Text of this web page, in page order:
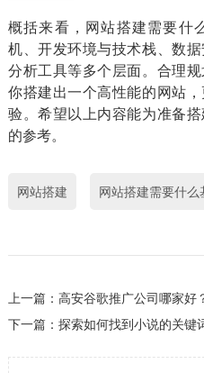
概括来看，网站搭建需要什
机、开发环境与技术栈、数
分析工具等多个层面。合理
你搭建出一个高性能的网站
验。希望以上内容能为准备
的参考。
网站搭建 网站搭建需要什么
上一篇： 高安谷歌推广公司哪家好
下一篇： 探索如何找到小说的关键